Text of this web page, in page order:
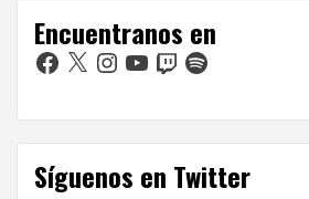
Encuentranos en
Facebook
X Instagram
YouTubeTwitchSpotify
Síguenos en Twitter